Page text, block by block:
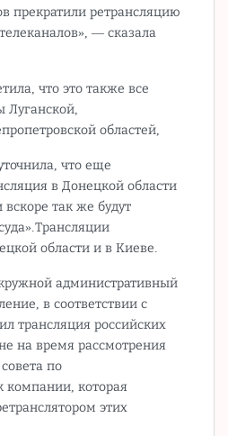
прекратили ретрансляцию
— сказала
что это также все
Луганской,
областей,
что еще
в Донецкой области
так же будут
области и в Киеве.
административный
в соответствии с
трансляция российских
на время рассмотрения
по
компании, которая
этих